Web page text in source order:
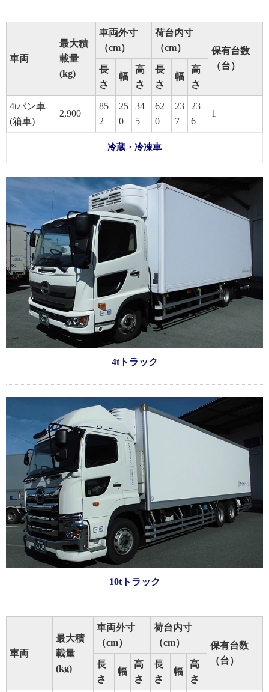
車両
最大積
載量
(kg)
車両外寸
（cm）
荷台内寸
（cm）
保有台数
（台）
長
さ
幅
高
さ
長
さ
幅
高
さ
4tバン車
(箱車)
2,900
85
2
25
0
34
5
62
0
23
7
23
6
1
冷蔵・冷凍車
4tトラック
10tトラック
車両
最大積
載量
(kg)
車両外寸
（cm）
荷台内寸
（cm）
保有台数
（台）
長
さ
幅
高
さ
長
さ
幅
高
さ